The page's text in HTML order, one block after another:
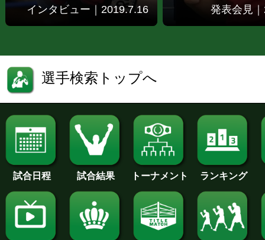
インタビュー｜2019.7.16 発表会見
選手検索トップへ
試合日程 試合結果 トーナメント ランキング